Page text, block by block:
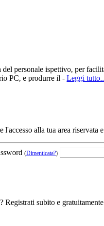
personale ispettivo, per
PC, e produrre il - Leggi
alla tua area riservata
(Dimenticata?)
subito e